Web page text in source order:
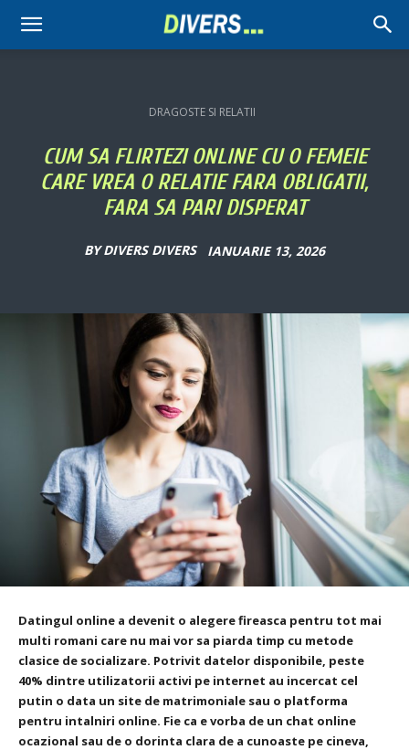
Divers
DRAGOSTE SI RELATII
CUM SA FLIRTEZI ONLINE CU O FEMEIE
CARE VREA O RELATIE FARA OBLIGATII,
FARA SA PARI DISPERAT
BY DIVERS DIVERS IANUARIE 13, 2026
Datingul online a devenit o alegere fireasca pentru tot mai
multi romani care nu mai vor sa piarda timp cu metode
clasice de socializare. Potrivit datelor disponibile, peste
40% dintre utilizatorii activi pe internet au incercat cel
putin o data un site de matrimoniale sau o platforma
pentru intalniri online. Fie ca e vorba de un chat online
ocazional sau de o dorinta clara de a cunoaste pe cineva,